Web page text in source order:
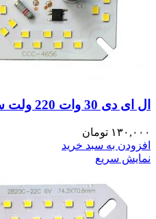
ال ای دی 30 وات 220 ولت سفید مهتابی
۱۳۰,۰۰۰ تومان
افزودن به سبد خرید
نمایش سریع